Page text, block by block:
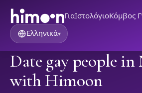
ΓιαΙστολόγιοΚόμβος
Ελληνικά▾
Date gay people in
with Himoon